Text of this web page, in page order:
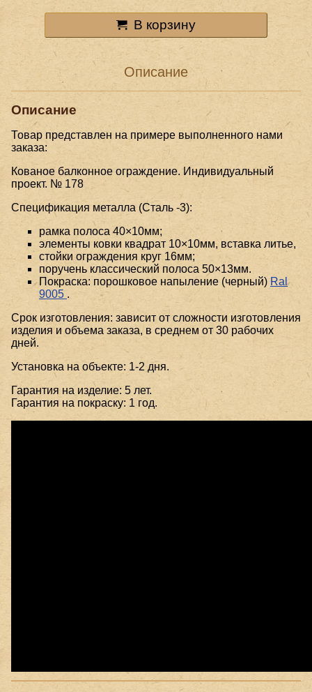
В корзину
Описание
Описание
Товар представлен на примере выполненного нами
заказа:
Кованое балконное ограждение. Индивидуальный
проект. № 178
Спецификация металла (Сталь -3):
рамка полоса 40×10мм;
элементы ковки квадрат 10×10мм, вставка литье,
стойки ограждения круг 16мм;
поручень классический полоса 50×13мм.
Покраска: порошковое напыление (черный) Ral
9005 .
Срок изготовления: зависит от сложности изготовления
изделия и объема заказа, в среднем от 30 рабочих
дней.
Установка на объекте: 1-2 дня.
Гарантия на изделие: 5 лет.
Гарантия на покраску: 1 год.